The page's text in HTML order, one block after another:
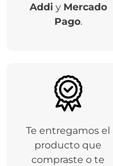
Addi y Mercado
Pago.
Te entregamos el
producto que
compraste o te